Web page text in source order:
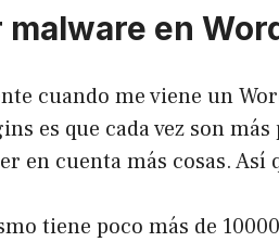
malware en
cuando me viene un
es que cada vez son
en cuenta más cosas. Así
tiene poco más de